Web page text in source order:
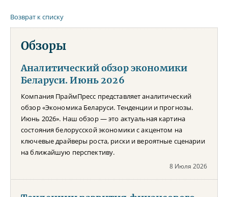
Возврат к списку
Обзоры
Аналитический обзор экономики
Беларуси. Июнь 2026
Компания ПраймПресс представляет аналитический
обзор «Экономика Беларуси. Тенденции и прогнозы.
Июнь 2026». Наш обзор — это актуальная картина
состояния белорусской экономики с акцентом на
ключевые драйверы роста, риски и вероятные сценарии
на ближайшую перспективу.
8 Июля 2026